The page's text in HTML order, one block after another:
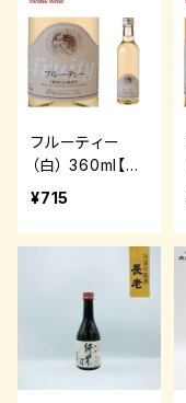
フルーティー
（白） 360ml【丹
波ワイン】
¥715